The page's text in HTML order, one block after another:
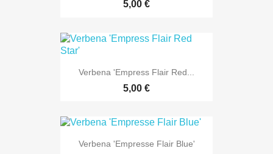
5,00 €
Verbena 'Empress Flair Red...
5,00 €
Verbena 'Empresse Flair Blue'